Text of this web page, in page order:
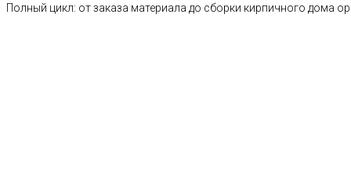
Полный цикл: от заказа материала до сборки кирпичного дома